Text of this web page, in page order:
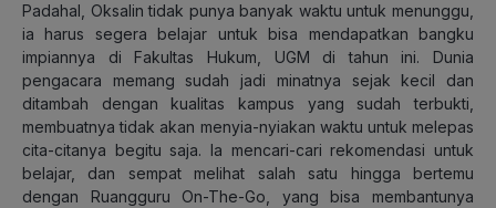
Padahal, Oksalin tidak punya banyak waktu untuk menunggu,
ia harus segera belajar untuk bisa mendapatkan bangku
impiannya di Fakultas Hukum, UGM di tahun ini. Dunia
pengacara memang sudah jadi minatnya sejak kecil dan
ditambah dengan kualitas kampus yang sudah terbukti,
membuatnya tidak akan menyia-nyiakan waktu untuk melepas
cita-citanya begitu saja. Ia mencari-cari rekomendasi untuk
belajar, dan sempat melihat salah satu hingga bertemu
dengan Ruangguru On-The-Go, yang bisa membantunya